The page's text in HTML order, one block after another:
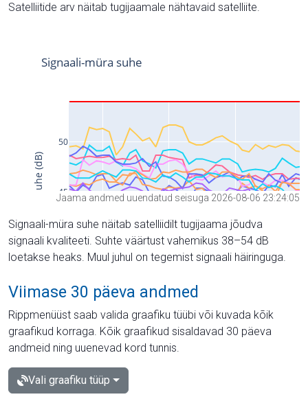
Satelliitide arv näitab tugijaamale nähtavaid satelliite.
Jaama andmed uuendatud seisuga 2026-08-06 23:24:05
Signaali-müra suhe näitab satelliidilt tugijaama jõudva
signaali kvaliteeti. Suhte väärtust vahemikus 38–54 dB
loetakse heaks. Muul juhul on tegemist signaali häiringuga.
Viimase 30 päeva andmed
Rippmenüüst saab valida graafiku tüübi või kuvada kõik
graafikud korraga. Kõik graafikud sisaldavad 30 päeva
andmeid ning uuenevad kord tunnis.
Vali graafiku tüüp